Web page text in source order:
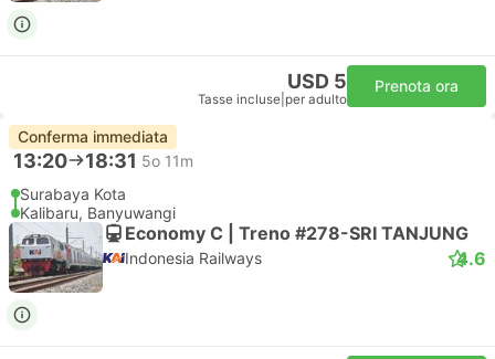
USD 5
Tasse incluse per adulto
Prenota ora
Conferma immediata
13:20 18:31 5o 11m
Surabaya Kota
Kalibaru, Banyuwangi
Economy C | Treno #278-SRI TANJUNG
Indonesia Railways 4.6